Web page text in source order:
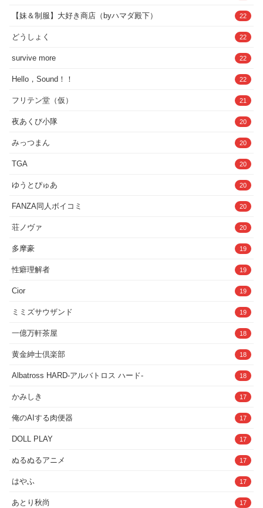
【妹＆制服】大好き商店（byハマダ殿下） 22
どうしょく 22
survive more 22
Hello，Sound！！ 22
フリテン堂（仮） 21
夜あくび小隊 20
みっつまん 20
TGA 20
ゆうとぴゅあ 20
FANZA同人ボイコミ 20
荘ノヴァ 20
多摩豪 19
性癖理解者 19
Cior 19
ミミズサウザンド 19
一億万軒茶屋 18
黄金紳士倶楽部 18
Albatross HARD‐アルバトロス ハード‐ 18
かみしき 17
俺のAIする肉便器 17
DOLL PLAY 17
ぬるぬるアニメ 17
はやふ 17
あとり秋尚 17